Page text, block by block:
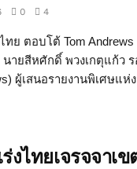
0 4
ทย ตอบโต้ Tom
ายสีหศักดิ์ พวงเกตุแก้ว
ผู้เสนอรายงานพิเศษ
ร่งไทยเจรจจ